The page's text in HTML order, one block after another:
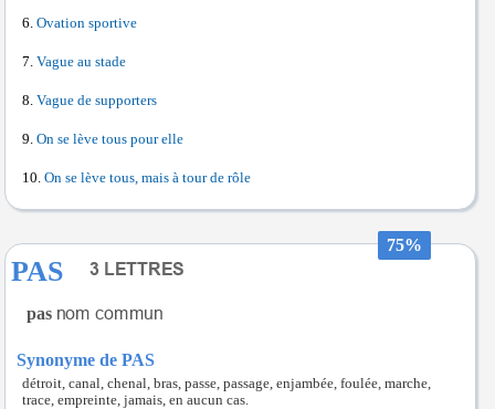
Ovation sportive
Vague au stade
Vague de supporters
On se lève tous pour elle
On se lève tous, mais à tour de rôle
75%
PAS
pas
Synonyme de PAS
détroit, canal, chenal, bras, passe, passage, enjambée, foulée, marche,
trace, empreinte, jamais, en aucun cas.